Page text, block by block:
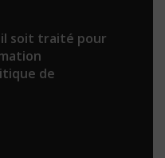
soit traité pour
de